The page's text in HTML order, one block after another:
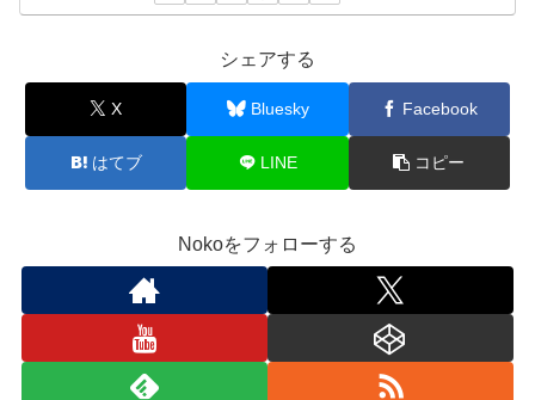
シェアする
X Bluesky Facebook
はてブ LINE コピー
Nokoをフォローする